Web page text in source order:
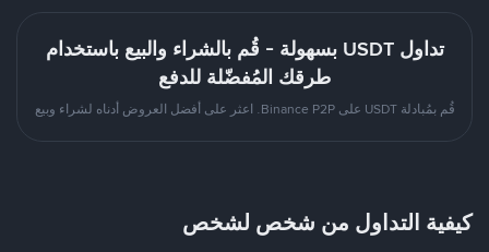
تداول USDT بسهولة - قُم بالشراء والبيع باستخدام
طرقك المُفضّلة للدفع
قُم بمُبادلة USDT على Binance P2P. اعثر على أفضل العروض أدناه لشراء وبيع
كيفية التداول من شخص لشخص